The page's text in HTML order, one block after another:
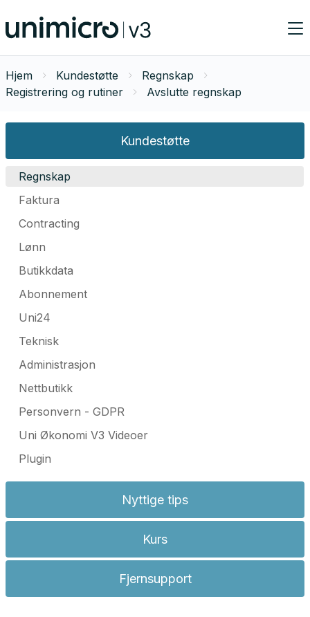
Hjem Kundestøtte
Regnskap
Registrering og rutiner
Avslutte regnskap
Kundestøtte
Regnskap
Faktura
Contracting
Lønn
Butikkdata
Abonnement
Uni24
Teknisk
Administrasjon
Nettbutikk
Personvern - GDPR
Uni Økonomi V3 Videoer
Plugin
Nyttige tips
Kurs
Fjernsupport